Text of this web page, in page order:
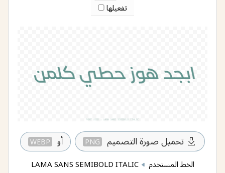
تفعيلها
تحميل صورة التصميم PNG أو WEBP
الخط المستخدم LAMA SANS SEMIBOLD ITALIC